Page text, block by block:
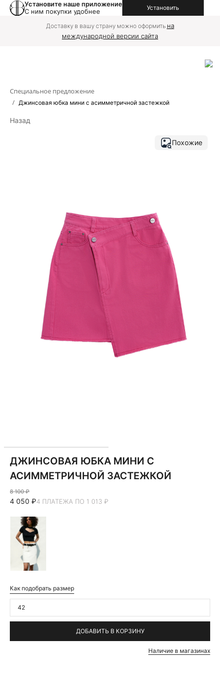
Установите наше приложение
С ним покупки удобнее
Установить
Доставку в вашу страну можно оформить на
международной версии сайта
Специальное предложение
/ Джинсовая юбка мини с асимметричной застежкой
Назад
Похожие
ДЖИНСОВАЯ ЮБКА МИНИ С
АСИММЕТРИЧНОЙ ЗАСТЕЖКОЙ
8 100 ₽
4 050 ₽4 ПЛАТЕЖА ПО 1 013 ₽
Как подобрать размер
42
ДОБАВИТЬ В КОРЗИНУ
Наличие в магазинах